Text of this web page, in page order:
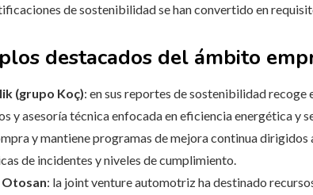
de sostenibilidad se han convertido en
destacados del ámbito
(grupo Koç): en sus reportes de sostenibilidad
y asesoría técnica enfocada en eficiencia energética y
y mantiene programas de mejora continua
de incidentes y niveles de cumplimiento.
Otosan: la joint venture automotriz ha destinado